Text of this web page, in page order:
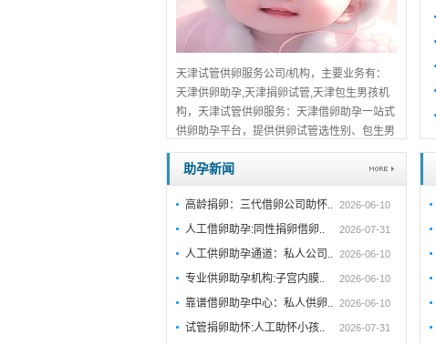
天津试管供卵服务公司/机构，主要业务有：
天津供卵助孕,天津捐卵试管,天津包生男孩机
构，天津试管供卵服务：天津借卵助孕一站式
供卵助孕平台，提供供卵试管选性别、包生男
孩包成功服务，天津口碑推荐，免费在线咨
询！...详细>>。。。
助孕新闻
高龄捐卵：三代借卵公司助怀.. 2026-06-10
人工借卵助孕:同性捐卵借卵.. 2026-07-31
人工供卵助孕通道：私人公司.. 2026-06-10
专业供卵助孕机构:子宫内膜.. 2026-06-10
靠谱借卵助孕中心：私人供卵.. 2026-06-10
试管捐卵助怀:人工助怀小孩.. 2026-07-31